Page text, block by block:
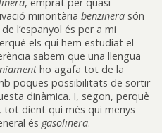
minoritària benzinera són
l’espanyol és per a mi
els qui hem estudiat el
sabem que una llengua
ho agafa tot de la
poques possibilitats de sortir
dinàmica. I, segon, perquè
dient qui més qui menys
és gasolinera.